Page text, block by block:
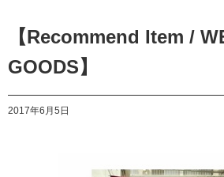
【Recommend Item /
GOODS】
2017年6月5日